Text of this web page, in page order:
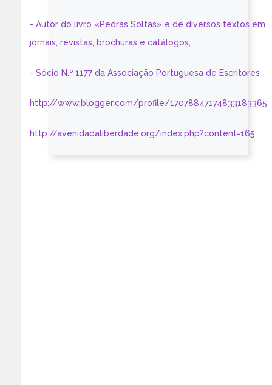
- Autor do livro «Pedras Soltas» e de diversos textos em
jornais, revistas, brochuras e catálogos;
- Sócio N.º 1177 da Associação Portuguesa de Escritores
http://www.blogger.com/profile/17078847174833183365
http://avenidadaliberdade.org/index.php?content=165